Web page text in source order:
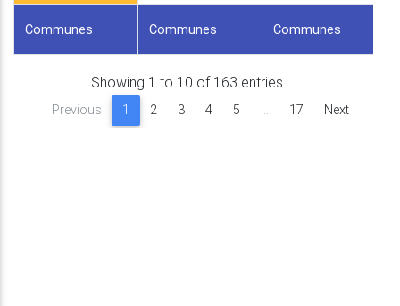
Communes Communes Communes
Showing 1 to 10 of 163 entries
Previous 1 2 3 4 5 … 17 Next